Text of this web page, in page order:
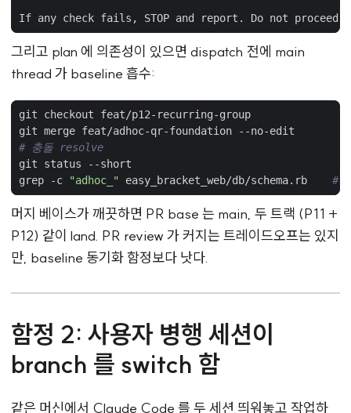
그리고 plan 에 의존성이 있으면 dispatch 전에 main
thread 가 baseline 흡수:
# 충돌 resolve
grep -c
"adhoc_" easy_bracket_web/db/schema.rb #
머지 베이스가 깨끗하면 PR base 는 main, 두 트랙 (P11 +
P12) 같이 land. PR review 가 커지는 트레이드오프는 있지
만, baseline 동기화 함정보다 낫다.
함정 2: 사용자 병행 세션이
branch 를 switch 함
같은 머신에서 Claude Code 를 두 세션 띄워놓고 작업하